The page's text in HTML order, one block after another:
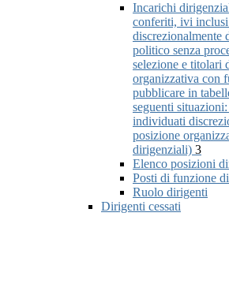
Incarichi
conferiti, ivi
discrezionalmente
politico senza
selezione e titolari
organizzativa con
pubblicare in
seguenti
individuati
posizione
dirigenziali) 3
Elenco posizioni
Posti di funzione
Ruolo dirigenti
Dirigenti cessati